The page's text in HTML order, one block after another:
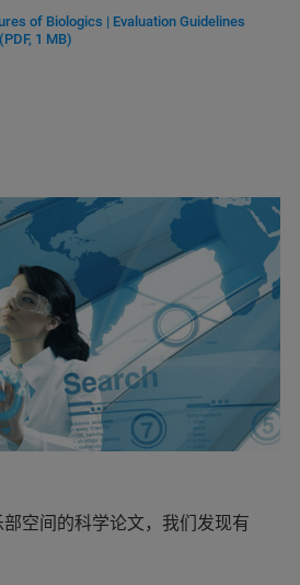
of Biologics | Evaluation Guidelines
(PDF, 1 MB)
空间的科学论文，我们发现有